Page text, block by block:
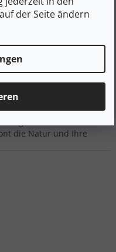
der Seite ändern
mit Lanolin und
ml
In den Warenkorb
Natur
die Natur und Ihre